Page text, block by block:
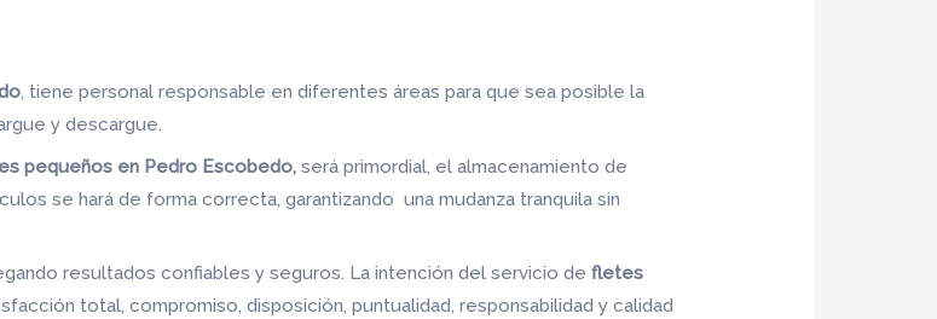
, tiene personal responsable en diferentes áreas para que sea posible la
y descargue.
pequeños en Pedro Escobedo,será primordial, el almacenamiento de
se hará de forma correcta, garantizando una mudanza tranquila sin
resultados confiables y seguros. La intención del servicio defletes
total, compromiso, disposición, puntualidad, responsabilidad y calidad